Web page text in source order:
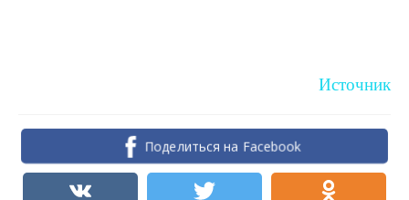
Источник
Поделиться на Facebook